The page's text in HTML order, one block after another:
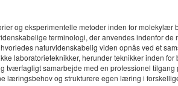
og eksperimentelle metoder inden for
terminologi, der anvendes indenfor
naturvidenskabelig viden opnås ved et
laboratorieteknikker, herunder teknikker inden
tværfagligt samarbejde med en professionel
læringsbehov og strukturere egen læring i